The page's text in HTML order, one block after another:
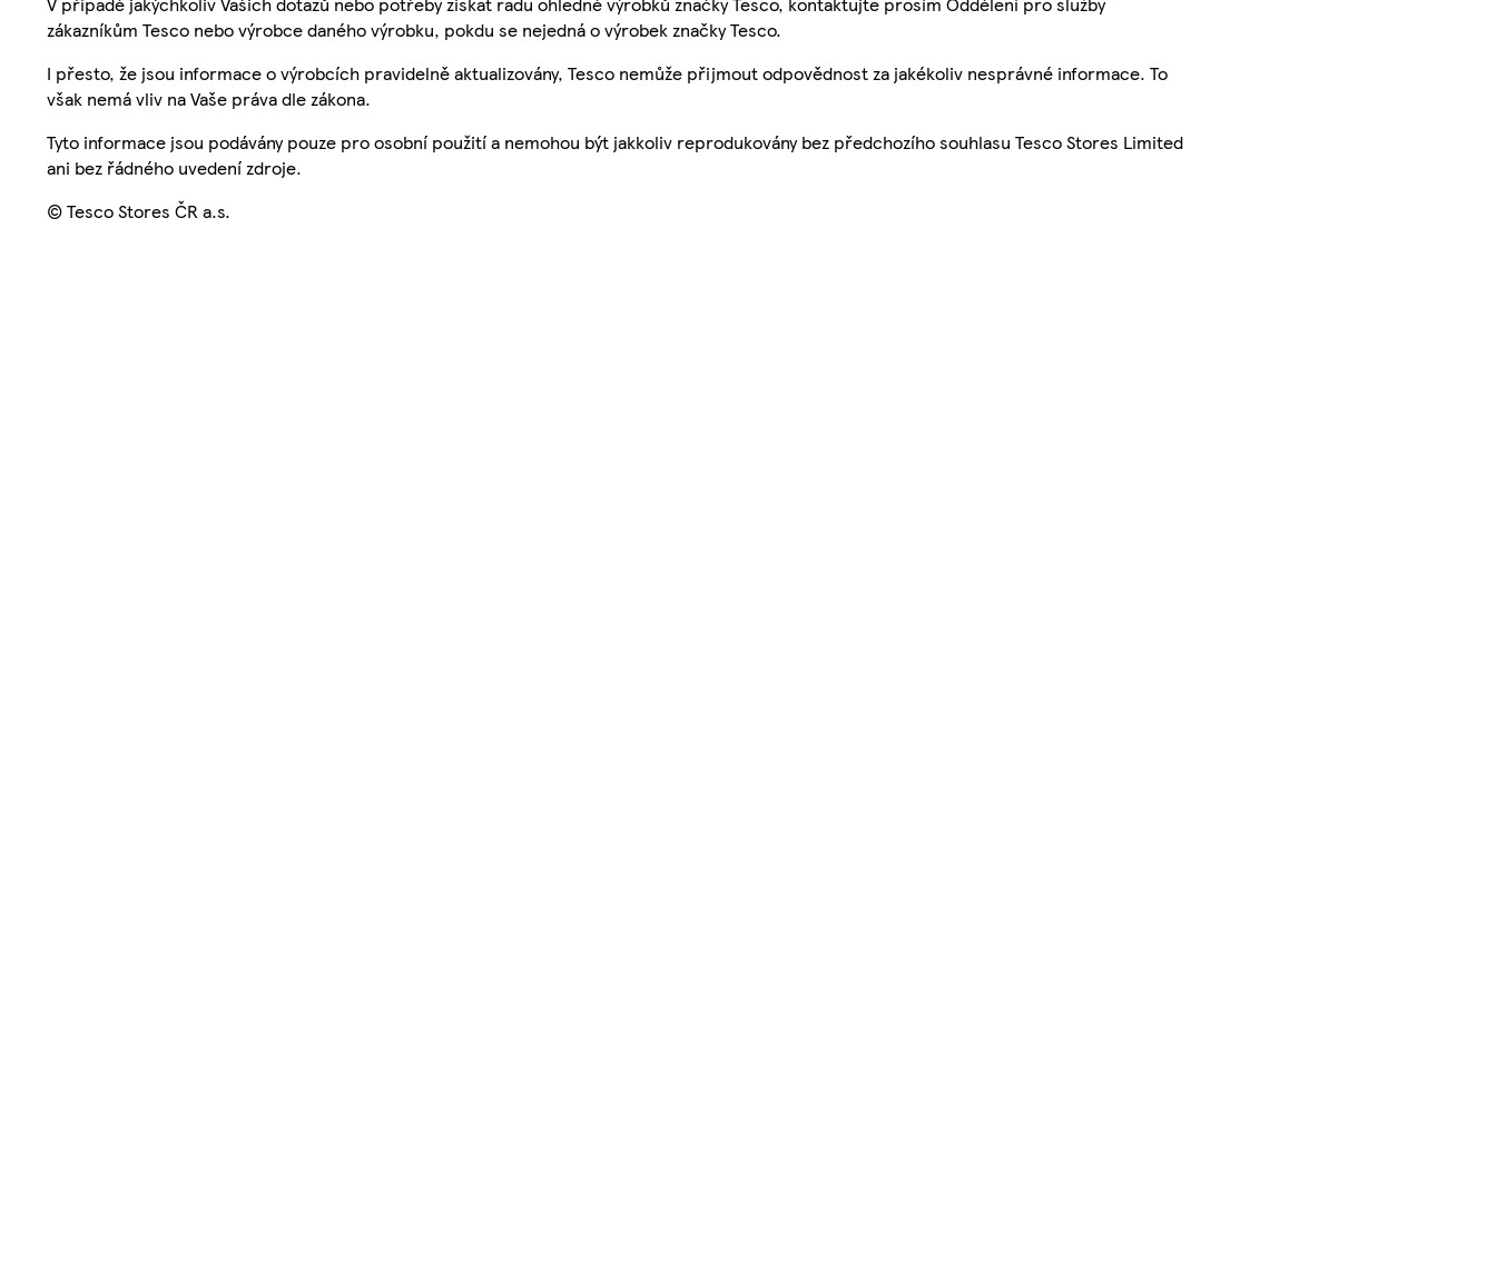
zákazníkům Tesco nebo výrobce daného výrobku, pokdu se nejedná o výrobek značky Tesco.
I přesto, že jsou informace o výrobcích pravidelně aktualizovány, Tesco nemůže přijmout odpovědnost za jakékoliv nesprávné informace. To
však nemá vliv na Vaše práva dle zákona.
Tyto informace jsou podávány pouze pro osobní použití a nemohou být jakkoliv reprodukovány bez předchozího souhlasu Tesco Stores Limited
ani bez řádného uvedení zdroje.
© Tesco Stores ČR a.s.